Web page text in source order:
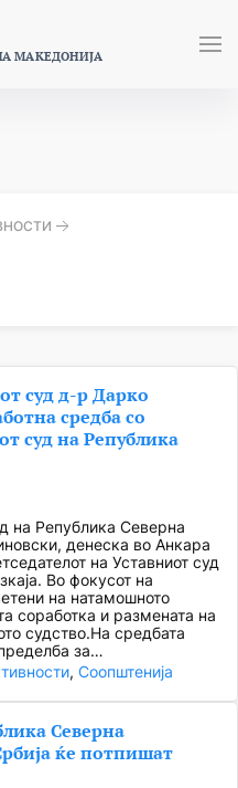
МАКЕДОНИЈА
суд д-р Дарко
средба со
суд на Република
на Република Северна
денеска во Анкара
на Уставниот суд
Во фокусот на
на натамошното
соработка и размената на
судство.На средбата
за…
, Соопштенија
Северна
ќе потпишат